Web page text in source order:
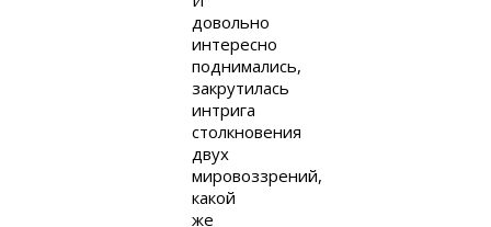
довольно
интересно
поднимались,
закрутилась
интрига
столкновения
двух
мировоззрений,
какой
же